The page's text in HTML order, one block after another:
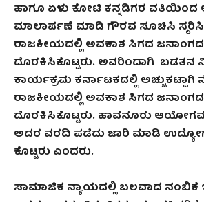
ಹಾಗೂ ಏಳು ಕೋಟಿ ಕನ್ನಡಿಗರ ವತಿಯಿಂದ
ಮಾಲಾರ್ಪಣೆ ಮಾಡಿ ಗೌರವ ಸೂಚಿಸಿ
ರಾಜಕೀಯದಲ್ಲಿ ಅವಕಾಶ ಸಿಗದ
ದೊರಕಿಸಿಕೊಟ್ಟರು. ಅವರಿಂದಾಗಿ ಬಡತನ
ಕಾರ್ಯಕ್ರಮ ಕರ್ನಾಟಕದಲ್ಲಿ ಅಚ್ಚುಕಟ್ಟಾಗಿ
ರಾಜಕೀಯದಲ್ಲಿ ಅವಕಾಶ ಸಿಗದ
ದೊರಕಿಸಿಕೊಟ್ಟರು. ಹಾವನೂರು
ಅದರ ವರದಿ ಪಡೆದು ಜಾರಿ ಮಾಡಿ
ಕೊಟ್ಟರು ಎಂದರು.
ಸಾಮಾಜಿಕ ನ್ಯಾಯದಲ್ಲಿ ಬಲವಾದ ನಂಬಿಕೆ